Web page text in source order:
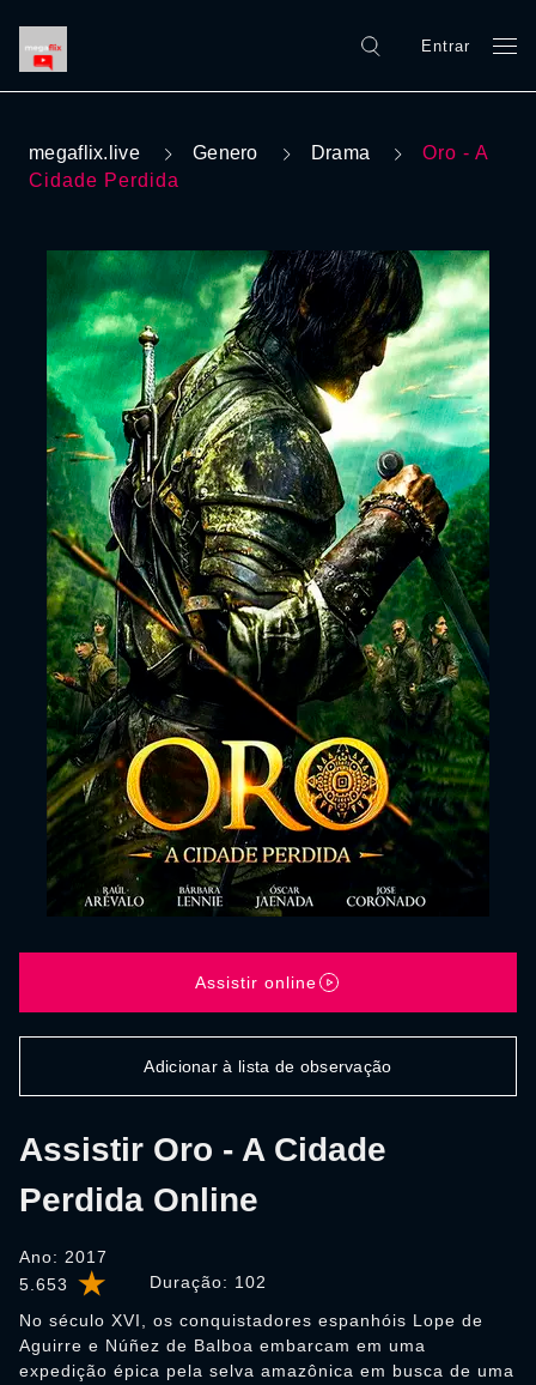
Entrar
megaflix.live Genero Drama
Oro - A
Cidade Perdida
5.653 Duração: 102
Assistir Oro - A Cidade
Perdida Online
Ano: 2017
No século XVI, os conquistadores espanhóis Lope de
Aguirre e Núñez de Balboa embarcam em uma
expedição épica pela selva amazônica em busca de uma
Assistir online
Adicionar à lista de observação